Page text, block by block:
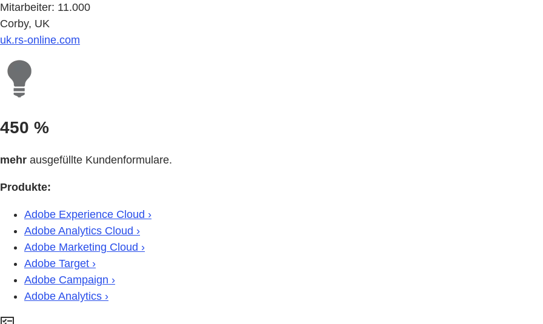
Mitarbeiter: 11.000
Corby, UK
uk.rs-online.com
450 %
mehr ausgefüllte Kundenformulare.
Produkte:
Adobe Experience Cloud ›
Adobe Analytics Cloud ›
Adobe Marketing Cloud ›
Adobe Target ›
Adobe Campaign ›
Adobe Analytics ›